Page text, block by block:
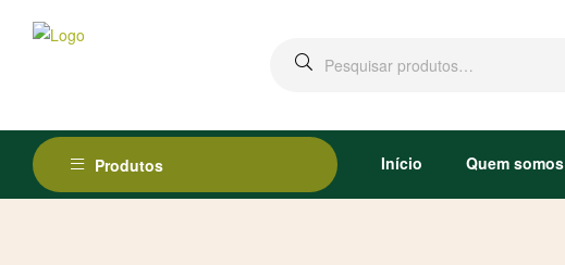
Produtos Início Quem somos